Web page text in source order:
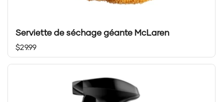
Serviette de séchage géante McLaren
Prix régulier
$29.99